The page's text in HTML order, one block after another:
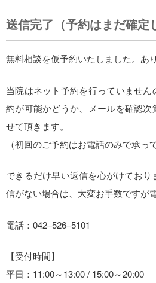
送信完了（予約はまだ確定
無料相談を仮予約いたしました。あ
当院はネット予約を行っていませ
約が可能かどうか、メールを確認次
せて頂きます。
（初回のご予約はお電話のみで承っ
できるだけ早い返信を心がけており
信がない場合は、大変お手数ですが
電話：042–526–5101
【受付時間】
平日：11:00～13:00 / 15:00～20:00